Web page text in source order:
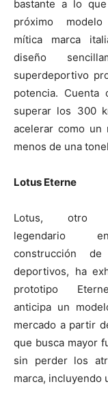
bastante a lo
próximo
mítica marca
diseño
superdeportivo
potencia.
superar los 300
acelerar como un
menos de una
Lotus Eterne
Lotus, otro
legendario
construcción de
deportivos, ha
prototipo
anticipa un
mercado a partir
que busca mayor
sin perder los
marca, incluyendo